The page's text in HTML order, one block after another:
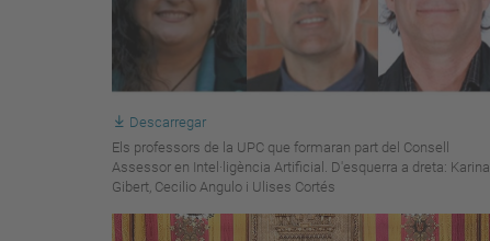
Descarregar
Els professors de la UPC que formaran part del Consell
Assessor en Intel·ligència Artificial. D'esquerra a dreta: Karina
Gibert, Cecilio Angulo i Ulises Cortés